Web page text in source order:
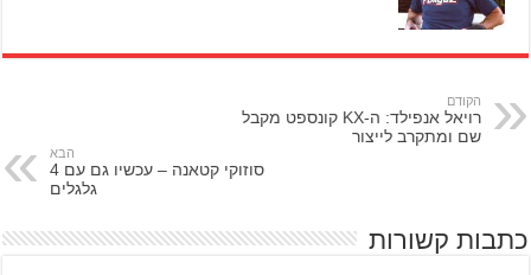
הקודם
רויאל אנפילד: ה-KX קונספט מקבל
שם ומתקרב לייצור
הבא
סוזוקי קטאנה – עכשיו גם עם 4
גלגלים
כתבות קשורות